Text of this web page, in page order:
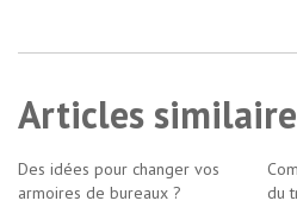
Articles
Des idées pour changer vos
armoires de bureaux ?
du